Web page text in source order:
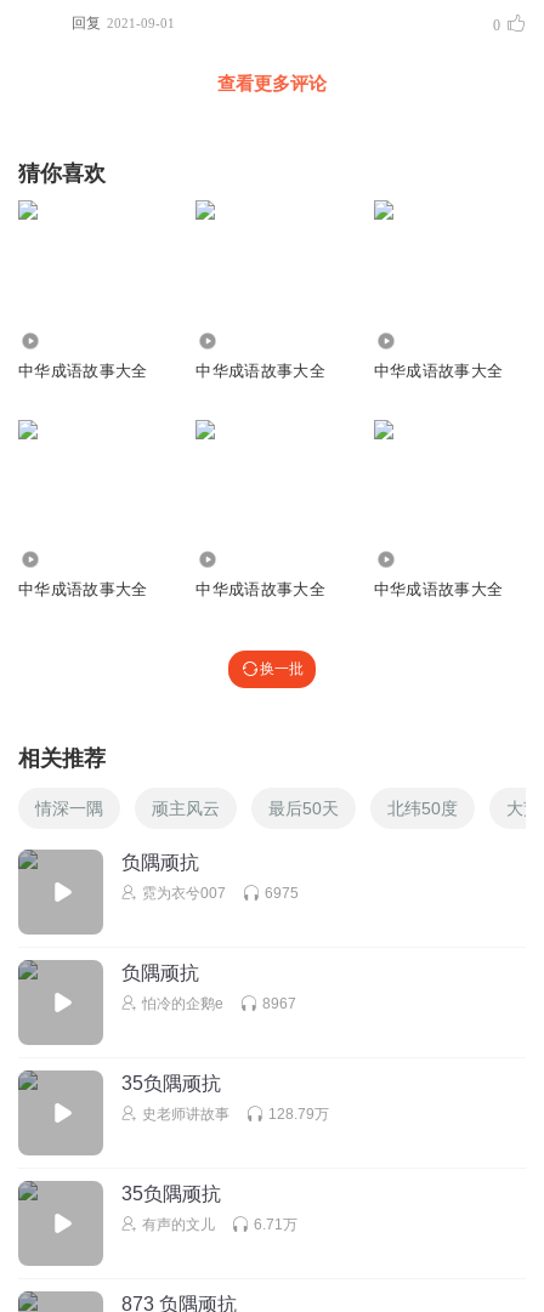
回复 2021-09-01 0
查看更多评论
猜你喜欢
中华成语故事大全 中华成语故事大全 中华成语故事大全
中华成语故事大全 中华成语故事大全 中华成语故事大全
换一批
相关推荐
情深一隅 顽主风云 最后50天 北纬50度 大
负隅顽抗
霓为衣兮007 6975
负隅顽抗
怕冷的企鹅e 8967
35负隅顽抗
史老师讲故事 128.79万
35负隅顽抗
有声的文儿 6.71万
873 负隅顽抗